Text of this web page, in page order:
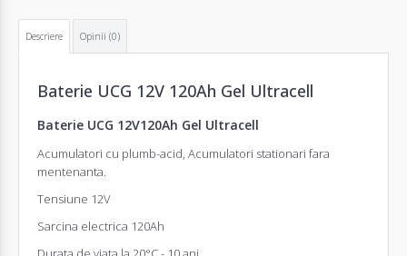
Descriere Opinii (0)
Baterie UCG 12V 120Ah Gel Ultracell
Baterie UCG 12V120Ah Gel Ultracell
Acumulatori cu plumb-acid, Acumulatori stationari fara
mentenanta.
Tensiune 12V
Sarcina electrica 120Ah